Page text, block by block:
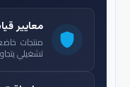
shield
معايير
منتجات
تشغيلي يتجاوز 50